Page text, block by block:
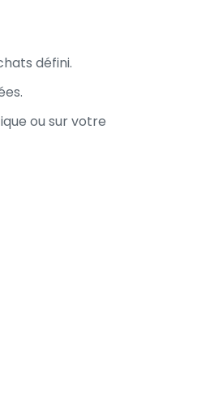
défini.
ou sur votre